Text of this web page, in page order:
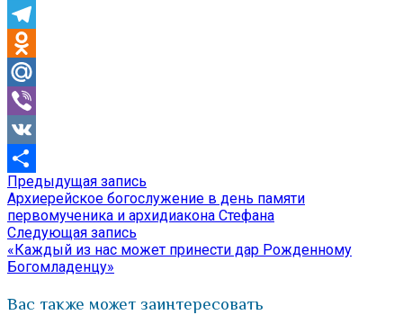
Skype
Telegram
Odnoklassniki
Mail.Ru
Viber
VK
Отправить
Навигация
по
записям
Предыдущая запись
запись:
Архиерейское богослужение в день памяти
первомученика и архидиакона Стефана
Следующая запись
запись:
«Каждый из нас может принести дар Рожденному
Богомладенцу»
Вас также может заинтересовать